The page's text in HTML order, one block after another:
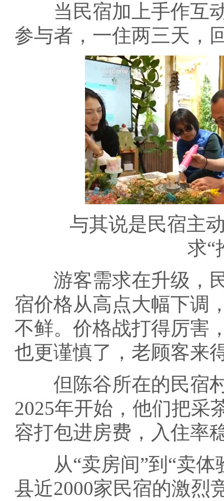
当民宿加上手作互动
参与者，一住两三天，
与其说是民宿主动
求“
游客需求在升级，民
宿价格从高点大幅下调
不鲜。价格战打得厉害
也更谨慎了，老顾客来
但陈谷所在的民宿村
2025年开始，他们把采
容打包进房费，入住率
从“卖房间”到“卖体
县近2000家民宿的激烈